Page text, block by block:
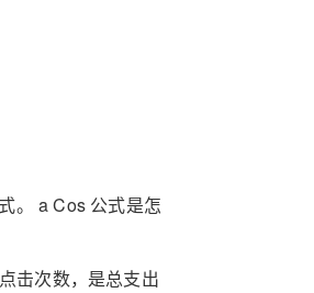
。 a Cos 公式是怎
击次数，是总支出